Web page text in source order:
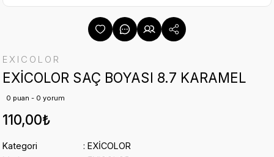
EXICOLOR
EXİCOLOR SAÇ BOYASI 8.7 KARAMEL
0 puan - 0 yorum
110,00₺
Kategori
EXİCOLOR